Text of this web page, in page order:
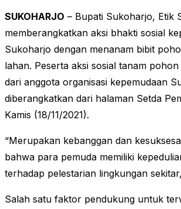
SUKOHARJO – Bupati Sukoharjo, Etik
memberangkatkan aksi bhakti sosial
Sukoharjo dengan menanam bibit
lahan. Peserta aksi sosial tanam
dari anggota organisasi kepemudaan
diberangkatkan dari halaman Setda
Kamis (18/11/2021).
“Merupakan kebanggan dan
bahwa para pemuda memiliki
terhadap pelestarian lingkungan
Salah satu faktor pendukung untuk